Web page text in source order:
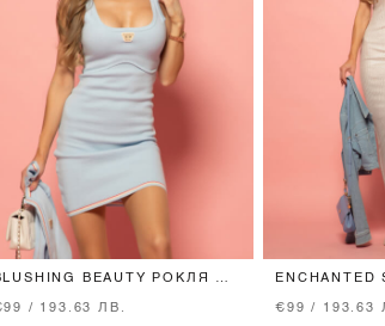
BEAUTY РОКЛЯ ОТ
/ 193.63 ЛВ.
€99 / 193.63